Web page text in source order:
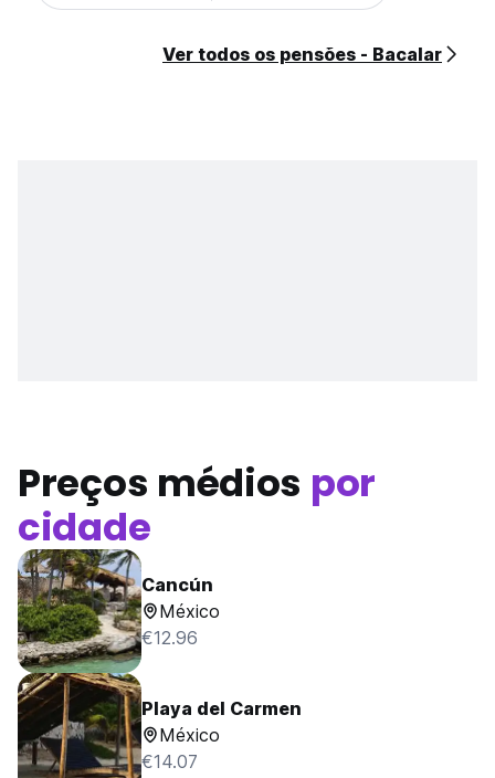
Ver todos os pensões - Bacalar
Preços médios por
cidade
Cancún
México
€12.96
Playa del Carmen
México
€14.07